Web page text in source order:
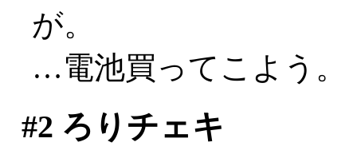
が。
…電池買ってこよう。
#2 ろりチェキ